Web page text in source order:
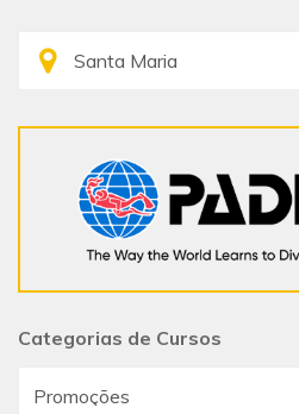
Categorias de Cursos